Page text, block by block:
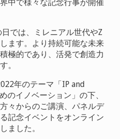
では、ミレニアル世代やZ
ます。より持続可能な未来
極的であり、活発で創造力
。
年のテーマ「IP and
のイノベーション」の下、
々からのご講演、パネルデ
記念イベントをオンライン
ました。